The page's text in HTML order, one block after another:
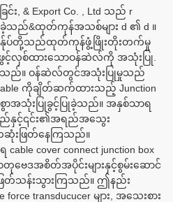
, & Export Co. , Ltd သည် r
သည်&ထုတ်ကုန်အသစ်များ d ၏ d ။
ပ်တို့သည်ထုတ်ကုန်ဖွံ့ဖြိုးတိုးတက်မှု
ဖွင့်လှစ်ထားသောဝန်ဆဲလ်ကို အသုံးပြု.
ြုသည်။ ဝန်ဆဲလ်တွင်အသုံးပြုမှုသည်
ကိုချိတ်ဆက်ထားသည့် Junction
အသုံးပြုခွင့်ပြုခဲ့သည်။ အနှစ်သာရ
ည်နှင့်၎င်း၏အရည်အသွေး
ကဆုံးဖြတ်နေကြသည်။
cover connect junction box
ဒအစိတ်အပိုင်းများနှင့်စွမ်းဆောင်
ြတ်သန်းသွားကြသည်။ ဤနည်း
force transducucer များ, အသေးစား